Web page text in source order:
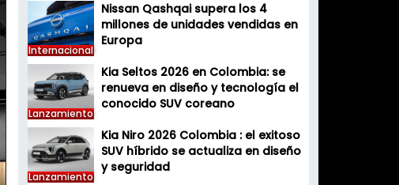
Internacional
Nissan Qashqai supera los 4
millones de unidades vendidas en
Europa
Lanzamiento
Kia Seltos 2026 en Colombia: se
renueva en diseño y tecnología el
conocido SUV coreano
Lanzamiento
Kia Niro 2026 Colombia : el exitoso
SUV híbrido se actualiza en diseño
y seguridad